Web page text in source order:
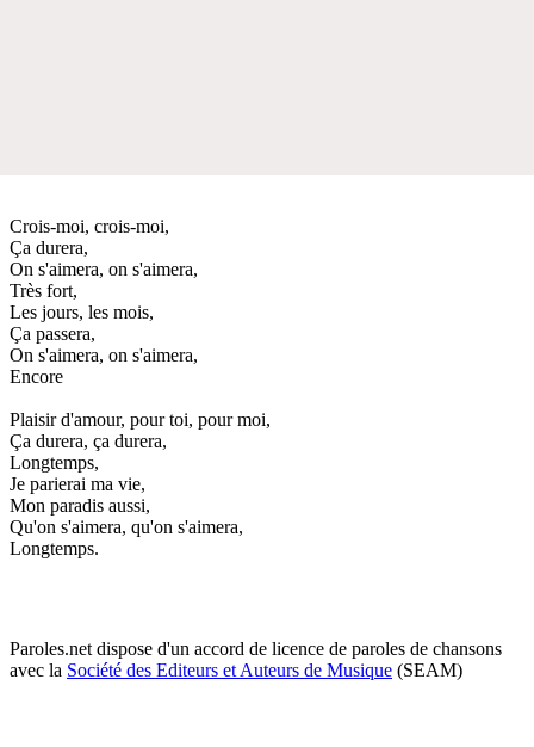
Crois-moi, crois-moi,
Ça durera,
On s'aimera, on s'aimera,
Très fort,
Les jours, les mois,
Ça passera,
On s'aimera, on s'aimera,
Encore
Plaisir d'amour, pour toi, pour moi,
Ça durera, ça durera,
Longtemps,
Je parierai ma vie,
Mon paradis aussi,
Qu'on s'aimera, qu'on s'aimera,
Longtemps.
Paroles.net dispose d'un accord de licence de paroles de chansons
avec la Société des Editeurs et Auteurs de Musique (SEAM)